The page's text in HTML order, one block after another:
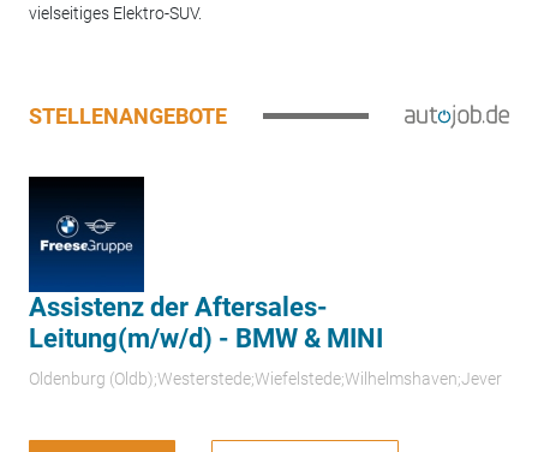
vielseitiges Elektro-SUV.
STELLENANGEBOTE
Assistenz der Aftersales-
Leitung(m/w/d) - BMW & MINI
Oldenburg (Oldb);Westerstede;Wiefelstede;Wilhelmshaven;Jever